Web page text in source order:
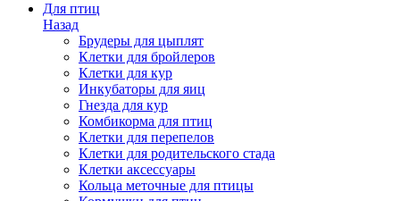
Для птиц
Назад
Брудеры для цыплят
Клетки для бройлеров
Клетки для кур
Инкубаторы для яиц
Гнезда для кур
Комбикорма для птиц
Клетки для перепелов
Клетки для родительского стада
Клетки аксессуары
Кольца меточные для птицы